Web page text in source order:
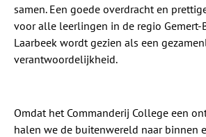
samen. Een goede overdracht en
voor alle leerlingen in de regio Gemert-
Laarbeek wordt gezien als een
verantwoordelijkheid.
Omdat het Commanderij College een
halen we de buitenwereld naar binnen